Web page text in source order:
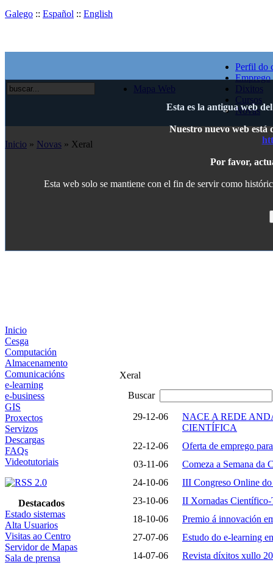
Esta es la antigua web
Nuestro nuevo web está
Por favor,
Esta web solo se mantiene con el fin de servir como
Galego :: Español :: English
Mapa Web
Perfil do
Emprego
Dixitos
Cursos
Novas
Inicio » Novas » Xeral
Inicio
Cesga
Computación
Almacenamento
Comunicacións
e-learning
e-business
GIS
Proxectos
Servizos
Descargas
FAQs
Videotutoriais
Destacados
Estado sistemas
Alta Usuarios
Visitas ao Centro
Servidor de Mapas
Sala de prensa
Xeral
Buscar
29-12-06
NACE A REDE
CIENTÍFICA
22-12-06
Oferta de emprego
03-11-06
Comeza a Semana da
24-10-06
III Congreso Online do
23-10-06
II Xornadas Científico-
18-10-06
Premio á innovación
27-07-06
Estudo do e-learning
14-07-06
Revista díxitos xullo